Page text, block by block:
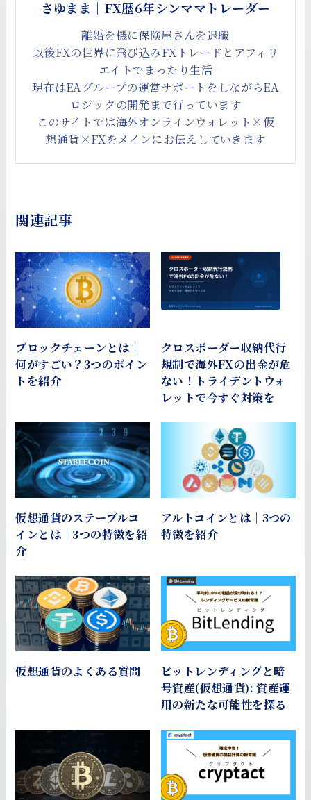
さゆまま｜FX歴6年シンママトレーダー
離婚を機に保険屋さんを退職
以後FXの世界に飛び込みFXトレードとアフィリ
エイトでまったり生活
現在はEAグループの運営サポートをしながらEA
ロジックの開発まで行っています
このサイトでは海外オンラインウォレット×仮
想通貨×FXをメインにお伝えしていきます
関連記事
ブロックチェーンとは｜
何がすごい？3つのポイン
トを紹介
クロスボーダー収納代行
規制で海外FXの出金が危
ない！トライデントウォ
レットで今すぐ対策を
仮想通貨のステーブルコ
インとは｜3つの特徴を紹
介
アルトコインとは｜3つの
特徴を紹介
仮想通貨のよくある質問
ビットレンディングと暗
号資産(仮想通貨): 資産運
用の新たな可能性を探る